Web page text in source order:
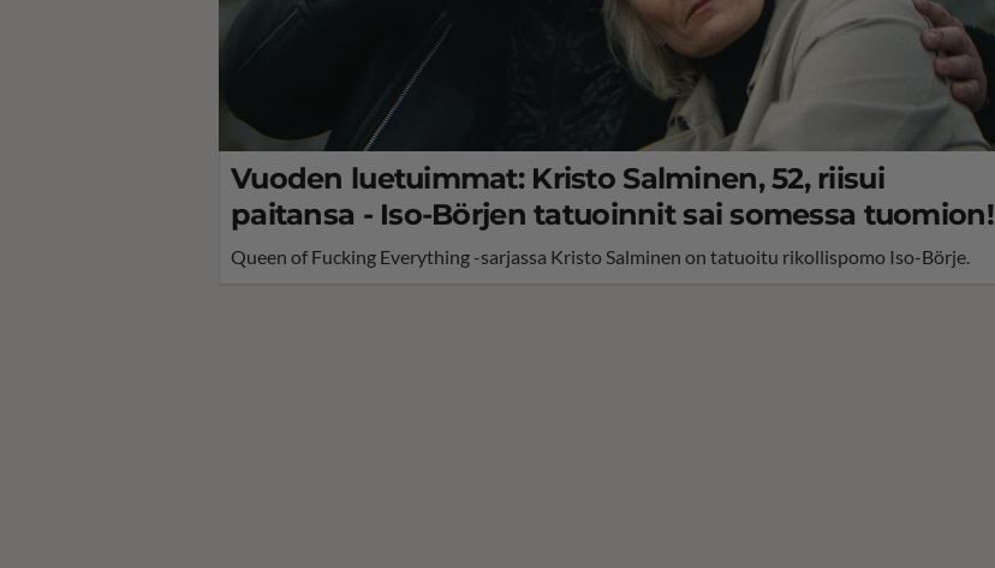
Vuoden luetuimmat: Kristo Salminen, 52, riisui
paitansa - Iso-Börjen tatuoinnit sai somessa tuomion!
Queen of Fucking Everything -sarjassa Kristo Salminen on tatuoitu rikollispomo Iso-Börje.